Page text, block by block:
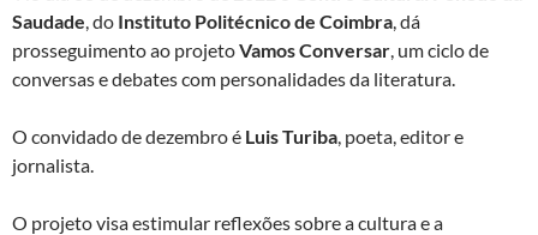
Saudade, do Instituto Politécnico de Coimbra, dá
prosseguimento ao projetoVamos Conversar, um ciclo de
conversas e debates com personalidades da literatura.
O convidado de dezembro é Luis Turiba, poeta, editor e
jornalista.
O projeto visa estimular reflexões sobre a cultura e a